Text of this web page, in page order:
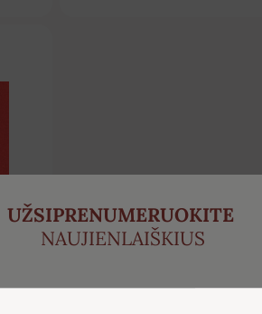
UŽSIPRENUMERUOKITE
NAUJIENLAIŠKIUS